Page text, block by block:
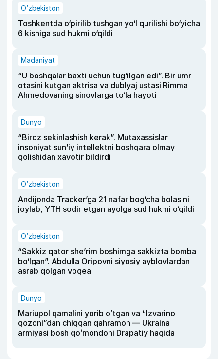
O‘zbekiston
Toshkentda o‘pirilib tushgan yo‘l qurilishi bo‘yicha
6 kishiga sud hukmi o‘qildi
Madaniyat
“U boshqalar baxti uchun tug‘ilgan edi”. Bir umr
otasini kutgan aktrisa va dublyaj ustasi Rimma
Ahmedovaning sinovlarga to‘la hayoti
Dunyo
“Biroz sekinlashish kerak”. Mutaxassislar
insoniyat sun’iy intellektni boshqara olmay
qolishidan xavotir bildirdi
O‘zbekiston
Andijonda Tracker’ga 21 nafar bog‘cha bolasini
joylab, YTH sodir etgan ayolga sud hukmi o‘qildi
O‘zbekiston
“Sakkiz qator she’rim boshimga sakkizta bomba
bo‘lgan”. Abdulla Oripovni siyosiy ayblovlardan
asrab qolgan voqea
Dunyo
Mariupol qamalini yorib oʻtgan va “Izvarino
qozoni”dan chiqqan qahramon — Ukraina
armiyasi bosh qoʻmondoni Drapatiy haqida